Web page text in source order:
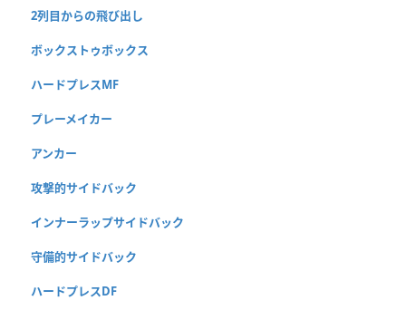
2列目からの飛び出し
ボックストゥボックス
ハードプレスMF
プレーメイカー
アンカー
攻撃的サイドバック
インナーラップサイドバック
守備的サイドバック
ハードプレスDF